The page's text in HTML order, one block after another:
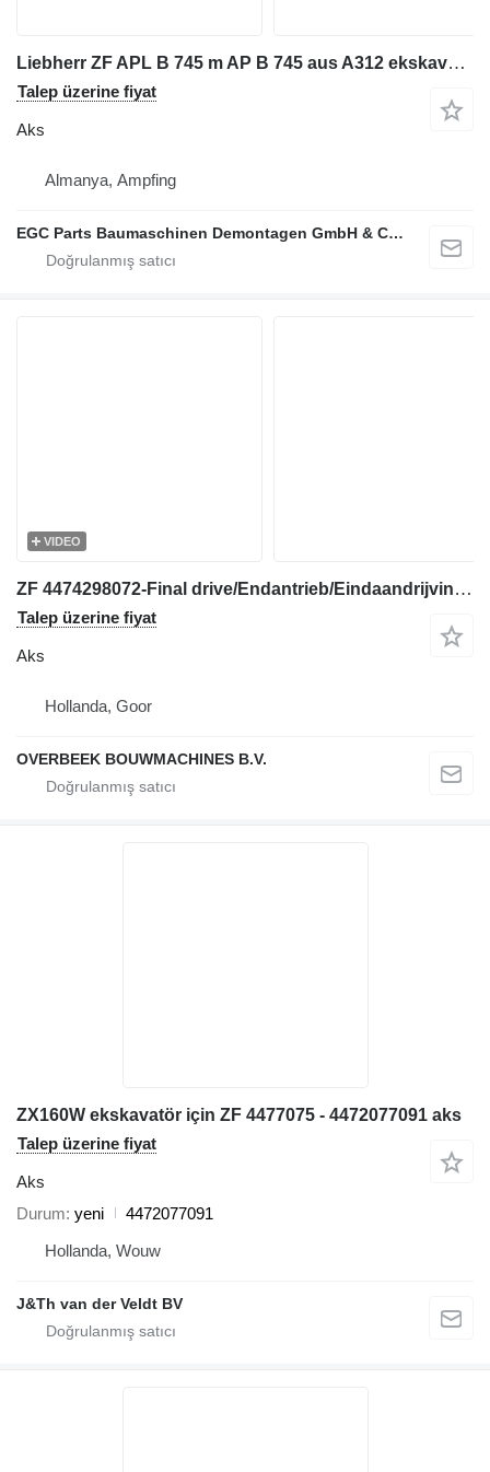
Liebherr ZF APL B 745 m AP B 745 aus A312 ekskavatör için ZF ZF APL B 745 m AP B 745 aus A312 aks
Talep üzerine fiyat
Aks
Almanya, Ampfing
EGC Parts Baumaschinen Demontagen GmbH & Co. KG
VIDEO
ZF 4474298072-Final drive/Endantrieb/Eindaandrijving aks
Talep üzerine fiyat
Aks
Hollanda, Goor
OVERBEEK BOUWMACHINES B.V.
ZX160W ekskavatör için ZF 4477075 - 4472077091 aks
Talep üzerine fiyat
Aks
Durum yeni
4472077091
Hollanda, Wouw
J&Th van der Veldt BV